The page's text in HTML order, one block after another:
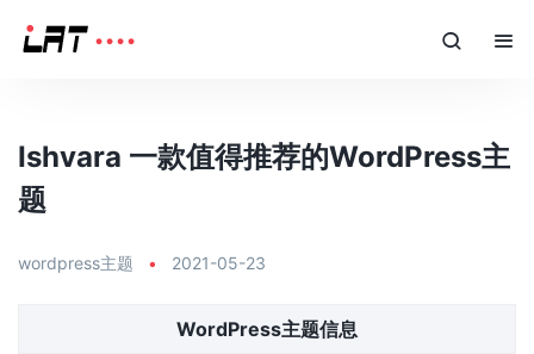
Ishvara 一款值得推荐的WordPress主
题
wordpress主题 • 2021-05-23
WordPress主题信息